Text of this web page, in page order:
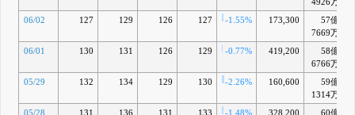
06/02
127 129 126 127 -1.55% 173,300
57億
7669万
06/01 130 131 126 129 -0.77% 419,200
58億
6766万
05/29 132 134 129 130 -2.26% 160,600
59億
1314万
05/28 131 136 131 133 -1.48% 328,200
60億